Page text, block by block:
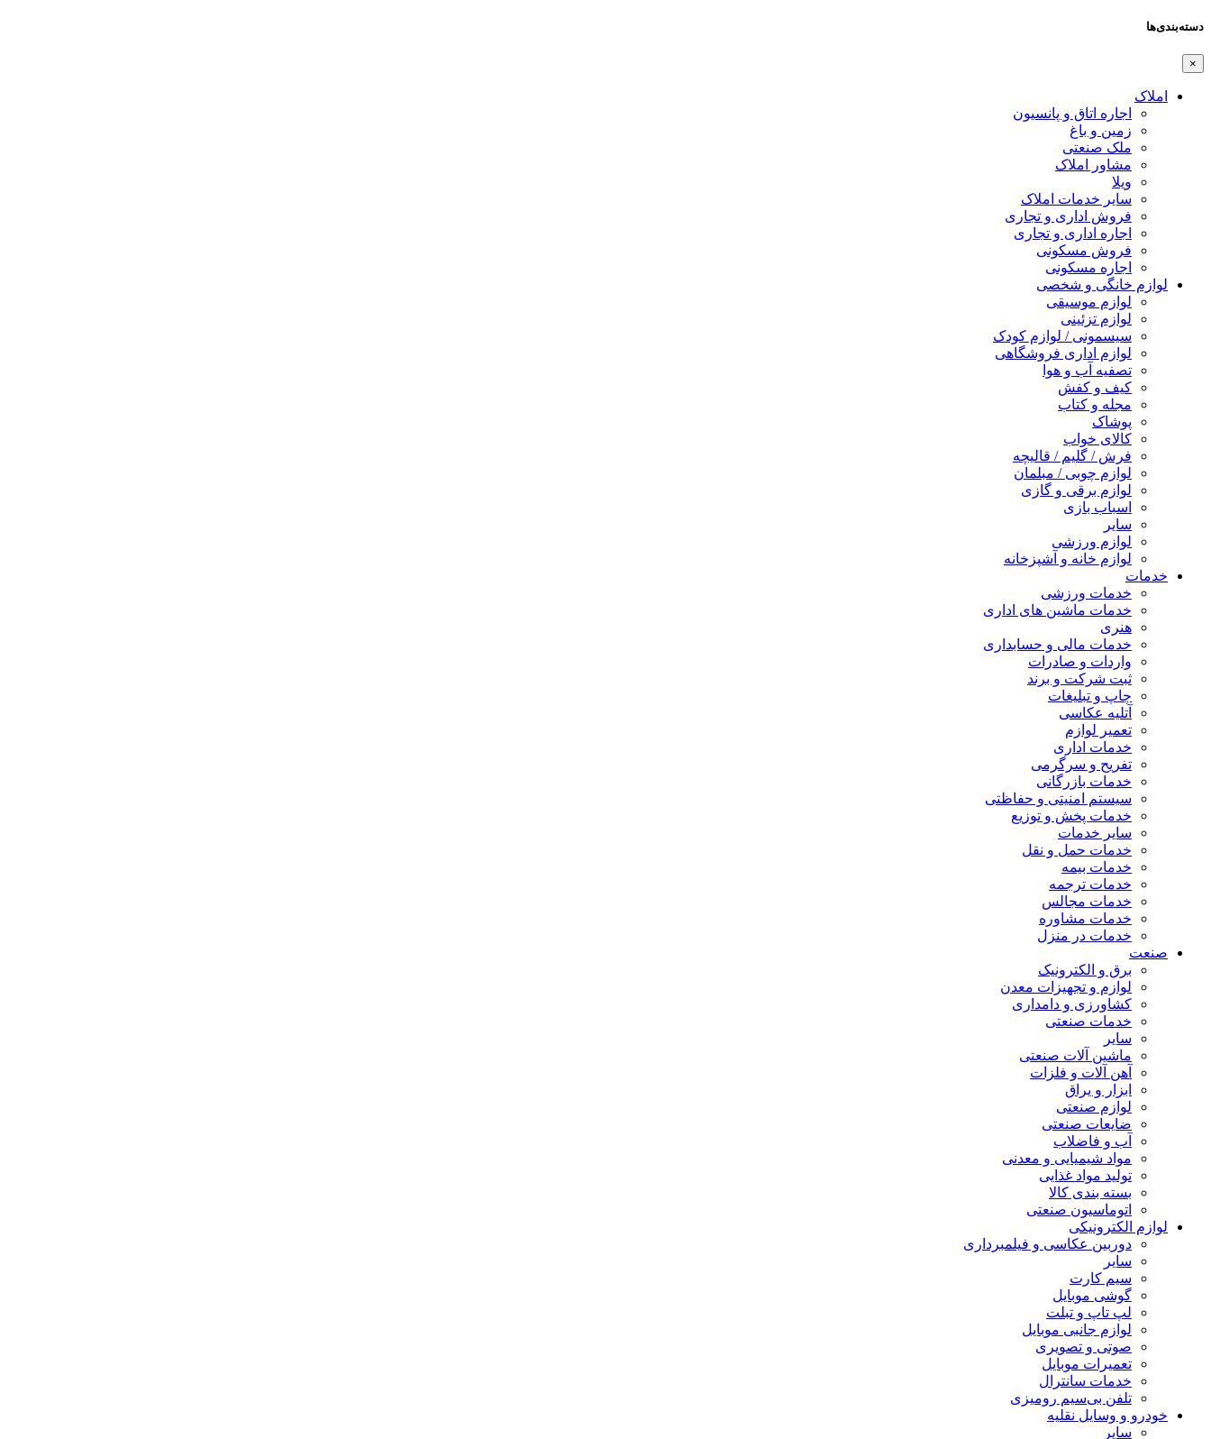
دسته‌بندی‌ها
×
املاک
اجاره اتاق و پانسیون
زمین و باغ
ملک صنعتی
مشاور املاک
ویلا
سایر خدمات املاک
فروش اداری و تجاری
اجاره اداری و تجاری
فروش مسکونی
اجاره مسکونی
لوازم خانگی و شخصی
لوازم موسیقی
لوازم تزئینی
سیسمونی / لوازم کودک
لوازم اداری فروشگاهی
تصفیه آب و هوا
کیف و کفش
مجله و کتاب
پوشاک
کالای خواب
فرش / گلیم / قالیچه
لوازم چوبی / مبلمان
لوازم برقی و گازی
اسباب بازی
سایر
لوازم ورزشی
لوازم خانه و آشپزخانه
خدمات
خدمات ورزشی
خدمات ماشین های اداری
هنری
خدمات مالی و حسابداری
واردات و صادرات
ثبت شرکت و برند
چاپ و تبلیغات
آتلیه عکاسی
تعمیر لوازم
خدمات اداری
تفریح و سرگرمی
خدمات بازرگانی
سیستم امنیتی و حفاظتی
خدمات پخش و توزیع
سایر خدمات
خدمات حمل و نقل
خدمات بیمه
خدمات ترجمه
خدمات مجالس
خدمات مشاوره
خدمات در منزل
صنعت
برق و الکترونیک
لوازم و تجهیزات معدن
کشاورزی و دامداری
خدمات صنعتی
سایر
ماشین آلات صنعتی
آهن آلات و فلزات
ابزار و یراق
لوازم صنعتی
ضایعات صنعتی
آب و فاضلاب
مواد شیمیایی و معدنی
تولید مواد غذایی
بسته بندی کالا
اتوماسیون صنعتی
لوازم الکترونیکی
دوربین عکاسی و فیلمبرداری
سایر
سیم کارت
گوشی موبایل
لپ تاپ و تبلت
لوازم جانبی موبایل
صوتی و تصویری
تعمیرات موبایل
خدمات سانترال
تلفن بی‌سیم رومیزی
خودرو و وسایل نقلیه
سایر